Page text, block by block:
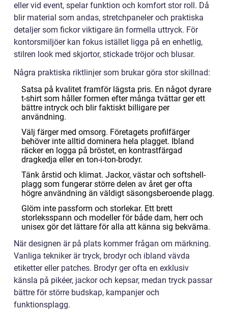
eller vid event, spelar funktion och komfort stor roll. Då
blir material som andas, stretchpaneler och praktiska
detaljer som fickor viktigare än formella uttryck. För
kontorsmiljöer kan fokus istället ligga på en enhetlig,
stilren look med skjortor, stickade tröjor och blusar.
Några praktiska riktlinjer som brukar göra stor skillnad:
Satsa på kvalitet framför lägsta pris. En något dyrare
t-shirt som håller formen efter många tvättar ger ett
bättre intryck och blir faktiskt billigare per
användning.
Välj färger med omsorg. Företagets profilfärger
behöver inte alltid dominera hela plagget. Ibland
räcker en logga på bröstet, en kontrastfärgad
dragkedja eller en ton-i-ton-brodyr.
Tänk årstid och klimat. Jackor, västar och softshell-
plagg som fungerar större delen av året ger ofta
högre användning än väldigt säsongsberoende plagg.
Glöm inte passform och storlekar. Ett brett
storleksspann och modeller för både dam, herr och
unisex gör det lättare för alla att känna sig bekväma.
När designen är på plats kommer frågan om märkning.
Vanliga tekniker är tryck, brodyr och ibland vävda
etiketter eller patches. Brodyr ger ofta en exklusiv
känsla på pikéer, jackor och kepsar, medan tryck passar
bättre för större budskap, kampanjer och
funktionsplagg.